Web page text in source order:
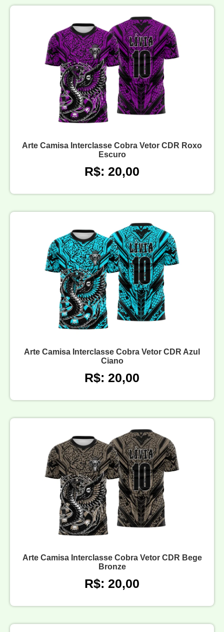
Arte Camisa Interclasse Cobra Vetor CDR Roxo
Escuro
R$: 20,00
Arte Camisa Interclasse Cobra Vetor CDR Azul
Ciano
R$: 20,00
Arte Camisa Interclasse Cobra Vetor CDR Bege
Bronze
R$: 20,00